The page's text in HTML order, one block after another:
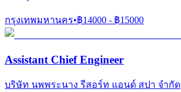
กรุงเทพมหานคร•฿14000 - ฿15000
Assistant Chief Engineer
บริษัท นพพระนาง รีสอร์ท แอนด์ สปา จำกัด